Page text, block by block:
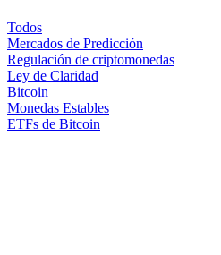
Todos
Mercados de Predicción
Regulación de criptomonedas
Ley de Claridad
Bitcoin
Monedas Estables
ETFs de Bitcoin